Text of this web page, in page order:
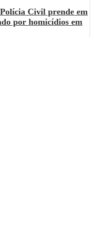
Civil prende em
por homicídios em